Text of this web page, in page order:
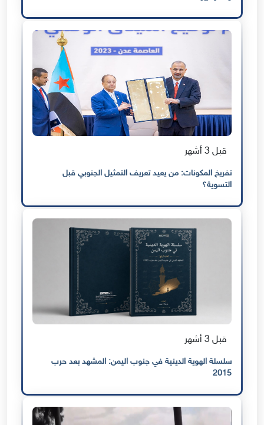
قبل 3 أشهر
تفريخ المكونات: من يعيد تعريف التمثيل الجنوبي قبل
التسوية؟
قبل 3 أشهر
سلسلة الهوية الدينية في جنوب اليمن: المشهد بعد حرب
2015